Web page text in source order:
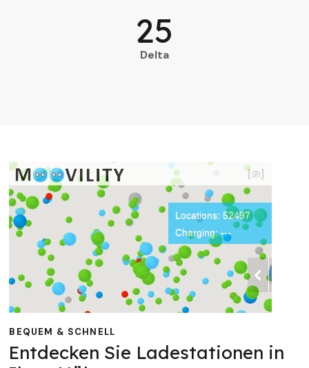
Delta
25
BEQUEM & SCHNELL
Entdecken Sie Ladestationen in